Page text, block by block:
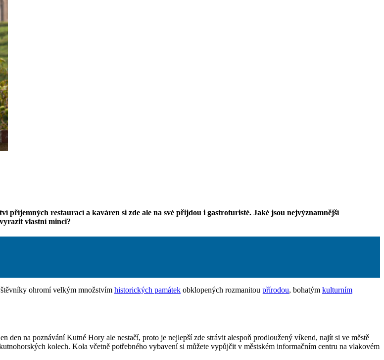
restaurací a kaváren si zde ale na své přijdou i gastroturisté. Jaké jsou nejvýznamnější
vlastní minci?
ohromí velkým množstvím historických památek obklopených rozmanitou přírodou, bohatým kulturním
den na poznávání Kutné Hory ale nestačí, proto je nejlepší zde strávit alespoň prodloužený víkend, najít si ve městě
kolech. Kola včetně potřebného vybavení si můžete vypůjčit v městském informačním centru na vlakovém